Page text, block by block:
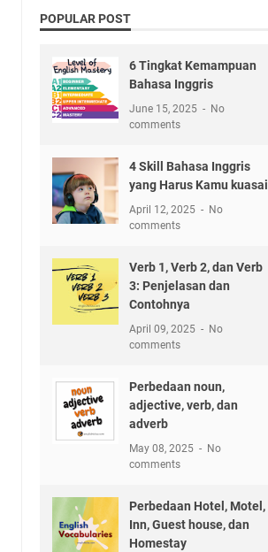
POPULAR POST
6 Tingkat Kemampuan
Bahasa Inggris
June 15, 2025
No
comments
4 Skill Bahasa Inggris
yang Harus Kamu kuasai
April 12, 2025
No
comments
Verb 1, Verb 2, dan Verb
3: Penjelasan dan
Contohnya
April 09, 2025
No
comments
Perbedaan noun,
adjective, verb, dan
adverb
May 08, 2025
No
comments
Perbedaan Hotel, Motel,
Inn, Guest house, dan
Homestay